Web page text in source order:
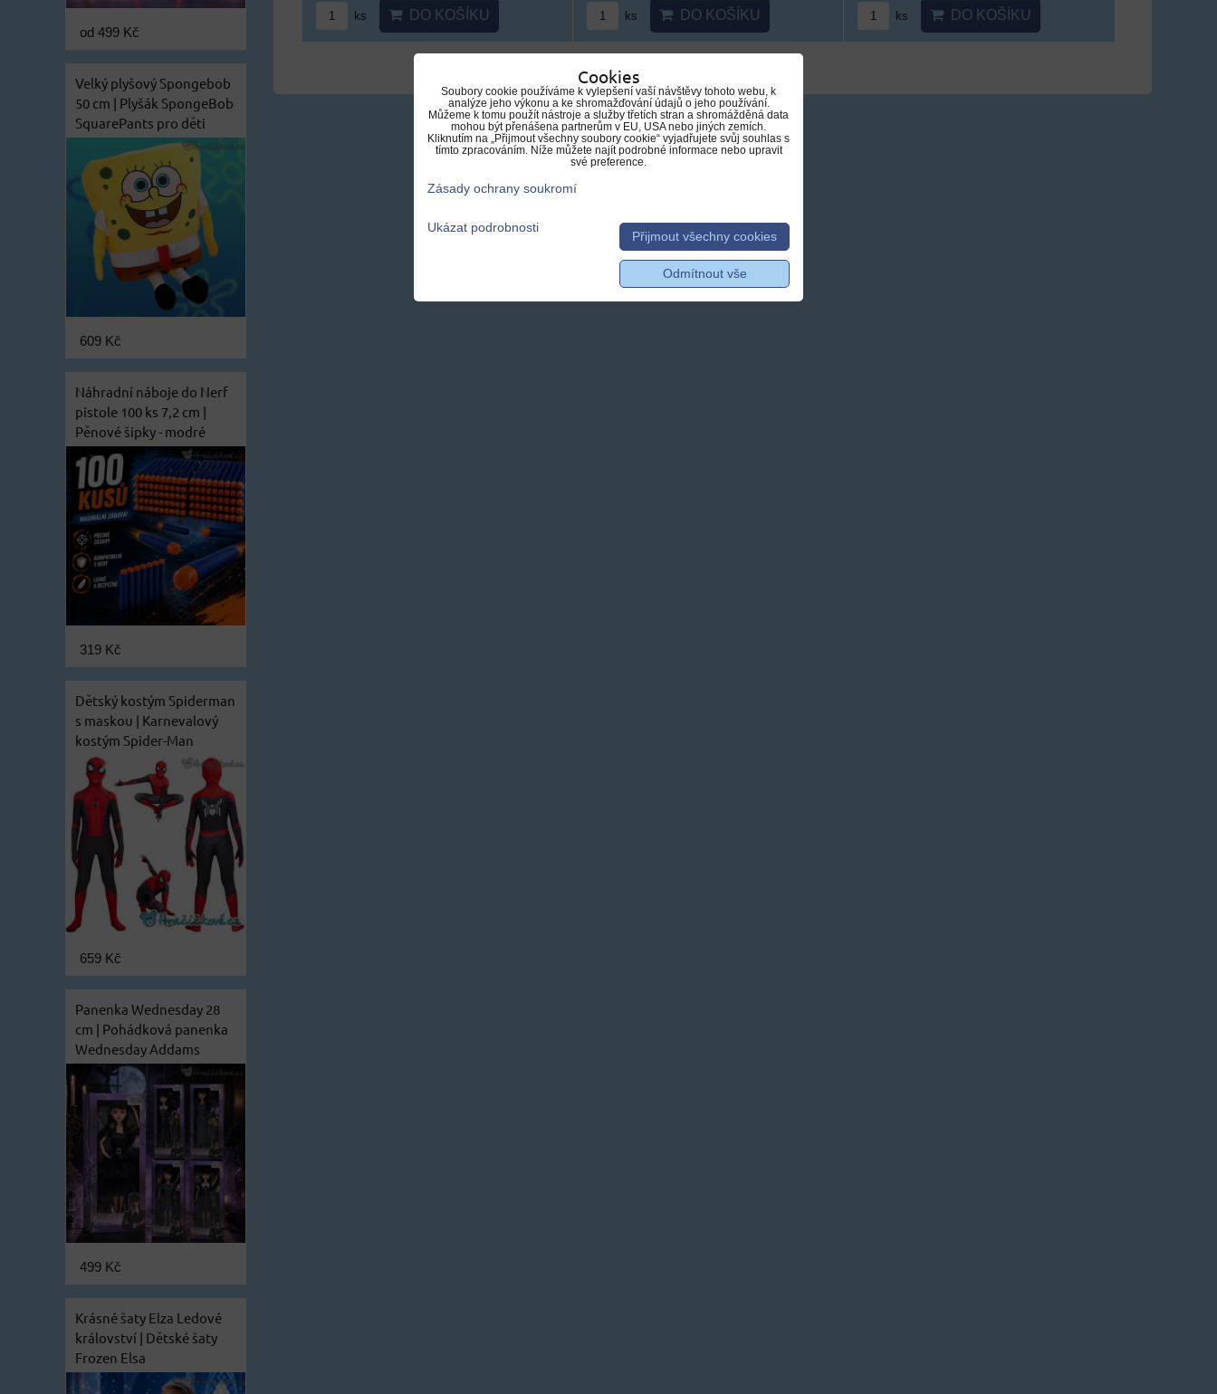
ks DO KOŠÍKU ks DO KOŠÍKU ks DO KOŠÍKU
od 499 Kč
Velký plyšový Spongebob
50 cm | Plyšák SpongeBob
SquarePants pro děti
609 Kč
Náhradní náboje do Nerf
pistole 100 ks 7,2 cm |
Pěnové šipky - modré
319 Kč
Dětský kostým Spiderman
s maskou | Karnevalový
kostým Spider-Man
659 Kč
Panenka Wednesday 28
cm | Pohádková panenka
Wednesday Addams
499 Kč
Krásné šaty Elza Ledové
království | Dětské šaty
Frozen Elsa
Cookies
Soubory cookie používáme k vylepšení vaší návštěvy tohoto webu, k
analýze jeho výkonu a ke shromažďování údajů o jeho používání.
Můžeme k tomu použít nástroje a služby třetích stran a shromážděná data
mohou být přenášena partnerům v EU, USA nebo jiných zemích.
Kliknutím na „Přijmout všechny soubory cookie“ vyjadřujete svůj souhlas s
tímto zpracováním. Níže můžete najít podrobné informace nebo upravit
své preference.
Zásady ochrany soukromí
Ukázat podrobnosti
Přijmout všechny cookies
Odmítnout vše